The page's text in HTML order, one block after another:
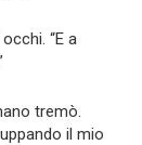
“E a
tremò.
il mio